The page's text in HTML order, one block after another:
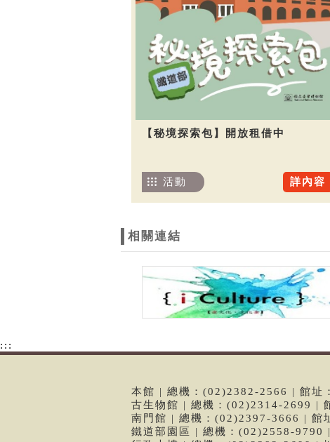
【秘境探索包】開放租借中
詳內容
活動
相關連結
:::
本館 | 總機：(02)2382-2566 | 館址
古生物館 | 總機：(02)2314-2699 |
南門館 | 總機：(02)2397-3666 | 館
鐵道部園區 | 總機：(02)2558-9790